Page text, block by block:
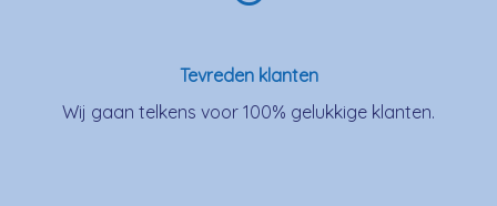
Tevreden klanten
Wij gaan telkens voor 100% gelukkige klanten.